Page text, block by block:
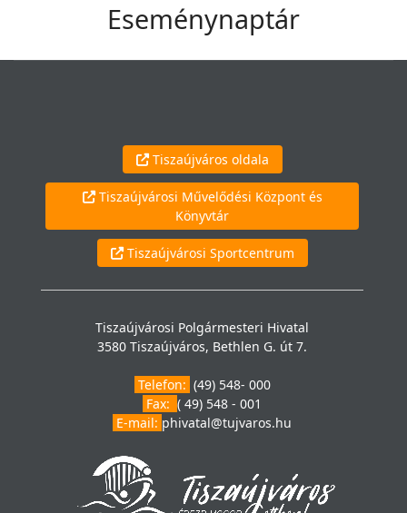
Eseménynaptár
Tiszaújváros oldala
Tiszaújvárosi Művelődési Központ és
Könyvtár
Tiszaújvárosi Sportcentrum
Tiszaújvárosi Polgármesteri Hivatal
3580 Tiszaújváros, Bethlen G. út 7.
Telefon: (49) 548- 000
Fax: ( 49) 548 - 001
E-mail: phivatal@tujvaros.hu